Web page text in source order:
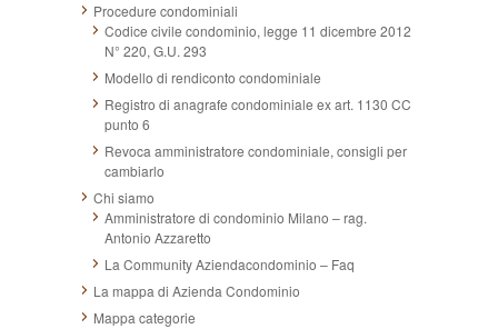
Procedure condominiali
Codice civile condominio, legge 11 dicembre 2012
N° 220, G.U. 293
Modello di rendiconto condominiale
Registro di anagrafe condominiale ex art. 1130 CC
punto 6
Revoca amministratore condominiale, consigli per
cambiarlo
Chi siamo
Amministratore di condominio Milano – rag.
Antonio Azzaretto
La Community Aziendacondominio – Faq
La mappa di Azienda Condominio
Mappa categorie